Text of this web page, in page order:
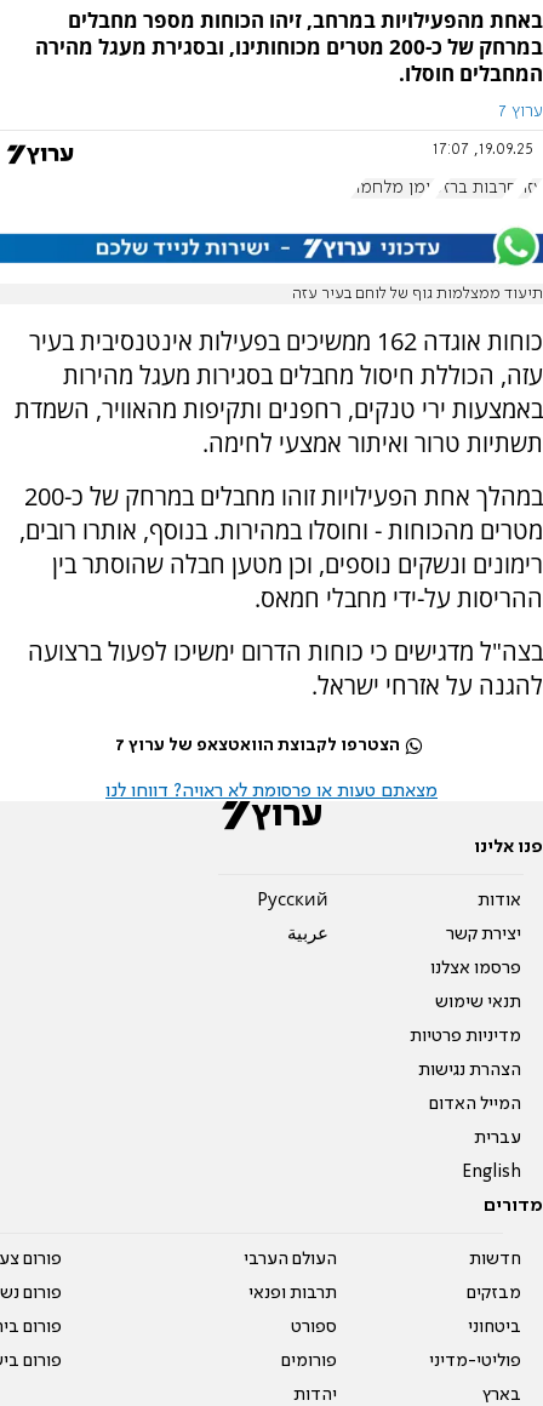
באחת מהפעילויות במרחב, זיהו הכוחות מספר מחבלים
במרחק של כ-200 מטרים מכוחותינו, ובסגירת מעגל מהירה
המחבלים חוסלו.
ערוץ 7
19.09.25, 17:07
עזה חרבות ברזל יומן מלחמה
תיעוד ממצלמות גוף של לוחם בעיר עזה
כוחות אוגדה 162 ממשיכים בפעילות אינטנסיבית בעיר
עזה, הכוללת חיסול מחבלים בסגירות מעגל מהירות
באמצעות ירי טנקים, רחפנים ותקיפות מהאוויר, השמדת
תשתיות טרור ואיתור אמצעי לחימה.
במהלך אחת הפעילויות זוהו מחבלים במרחק של כ-200
מטרים מהכוחות - וחוסלו במהירות. בנוסף, אותרו רובים,
רימונים ונשקים נוספים, וכן מטען חבלה שהוסתר בין
ההריסות על-ידי מחבלי חמאס.
בצה"ל מדגישים כי כוחות הדרום ימשיכו לפעול ברצועה
להגנה על אזרחי ישראל.
הצטרפו לקבוצת הוואטצאפ של ערוץ 7
מצאתם טעות או פרסומת לא ראויה? דווחו לנו
פנו אלינו
אודות
יצירת קשר
פרסמו אצלנו
תנאי שימוש
מדיניות פרטיות
הצהרת נגישות
המייל האדום
עברית
English
Pусский
عربية
מדורים
חדשות
מבזקים
ביטחוני
פוליטי-מדיני
בארץ
העולם הערבי
תרבות ופנאי
ספורט
פורומים
יהדות
פורום
פורום
פורום
פורום